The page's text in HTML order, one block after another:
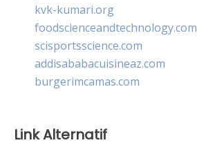
kvk-kumari.org
foodscienceandtechnology.com
scisportsscience.com
addisababacuisineaz.com
burgerimcamas.com
Link Alternatif